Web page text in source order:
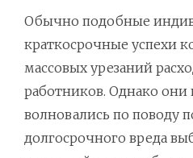
Обычно подобные
краткосрочные успехи
массовых урезаний
работников. Однако они
волновались по поводу
долгосрочного вреда